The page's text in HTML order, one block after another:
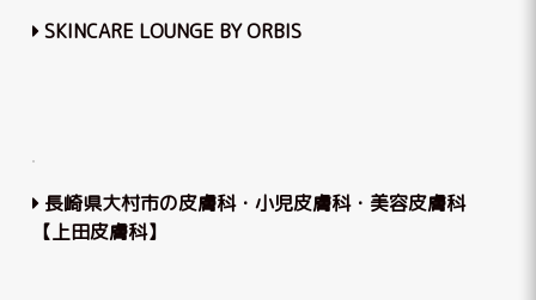
SKINCARE LOUNGE BY ORBIS
長崎県大村市の皮膚科・小児皮膚科・美容皮膚科
【上田皮膚科】